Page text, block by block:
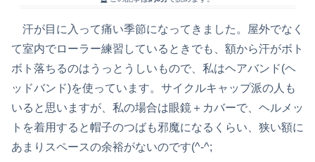
汗が目に入って痛い季節になってきました。屋外でなく
て室内でローラー練習しているときでも、額から汗がボト
ボト落ちるのはうっとうしいもので、私はヘアバンド(ヘ
ッドバンド)を使っています。サイクルキャップ派の人も
いると思いますが、私の場合は眼鏡＋カバーで、ヘルメッ
トを着用すると帽子のつばも邪魔になるくらい、狭い額に
あまりスペースの余裕がないのです(^-^;